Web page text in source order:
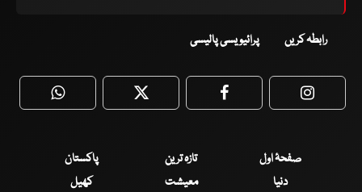
رابطہ کریں پرائیویسی پالیسی
WhatsApp Twitter Facebook
صفحۂ اول تازہ ترین
پاکستان
دنیا
معیشت
کھیل